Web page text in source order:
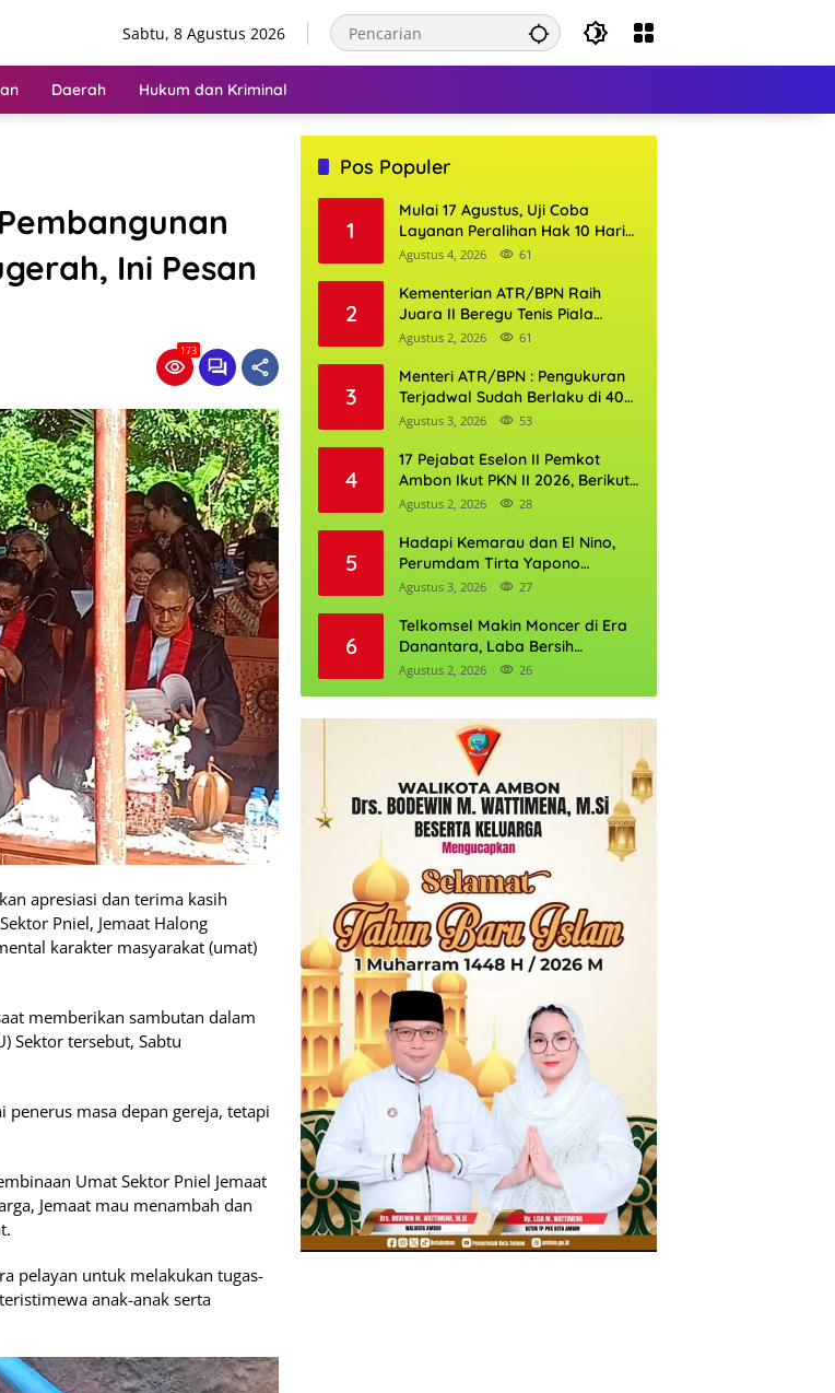
Sabtu, 8 Agustus 2026
Daerah Hukum dan Kriminal
Ini Pesan
173
apresiasi dan terima kasih
Pniel, Jemaat Halong
karakter masyarakat (umat)
memberikan sambutan dalam
Sektor tersebut, Sabtu
penerus masa depan gereja, tetapi
Umat Sektor Pniel Jemaat
Jemaat mau menambah dan
pelayan untuk melakukan tugas-
anak-anak serta
Pos Populer
1
Mulai 17 Agustus, Uji Coba
Layanan Peralihan Hak 10 Hari
di 15 Kantor Pertanahan
Agustus 4, 2026 61
2
Kementerian ATR/BPN Raih
Juara II Beregu Tenis Piala
Gubernur DKI Jakarta 2026
Agustus 2, 2026 61
3
Menteri ATR/BPN : Pengukuran
Terjadwal Sudah Berlaku di 400
Kantor Pertanahan
Agustus 3, 2026 53
4
17 Pejabat Eselon II Pemkot
Ambon Ikut PKN II 2026, Berikut
Daftarnya
Agustus 2, 2026 28
5
Hadapi Kemarau dan El Nino,
Perumdam Tirta Yapono
Perkuat Cadangan Air Ambon
Agustus 3, 2026 27
6
Telkomsel Makin Moncer di Era
Danantara, Laba Bersih
Semester I 2026 Tembus Rp10,4
Agustus 2, 2026 26